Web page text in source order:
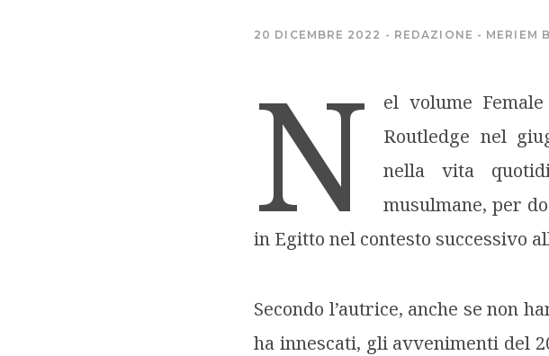
20 DICEMBRE 2022 REDAZIONE - MERIEM
N
el volume
Routledge nel
nella vita
musulmane, per
in Egitto nel contesto successivo
Secondo l’autrice, anche se non
ha innescati, gli avvenimenti del